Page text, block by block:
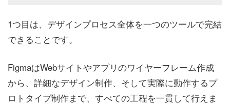
1つ目は、デザインプロセス全体を一つのツールで完結
できることです。
FigmaはWebサイトやアプリのワイヤーフレーム作成
から、詳細なデザイン制作、そして実際に動作するプ
ロトタイプ制作まで、すべての工程を一貫して行えま